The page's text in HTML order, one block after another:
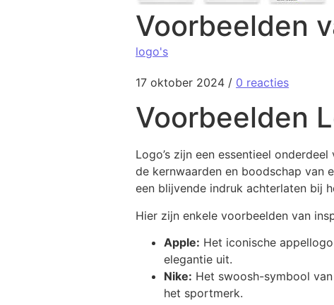
Voorbeelden
logo's
17 oktober 2024 / 0 reacties
Voorbeelden
Logo’s zijn een essentieel
de kernwaarden en boodschap van
een blijvende indruk achterlaten bij
Hier zijn enkele voorbeelden van
Apple: Het iconische
elegantie uit.
Nike: Het swoosh-symbool
het sportmerk.